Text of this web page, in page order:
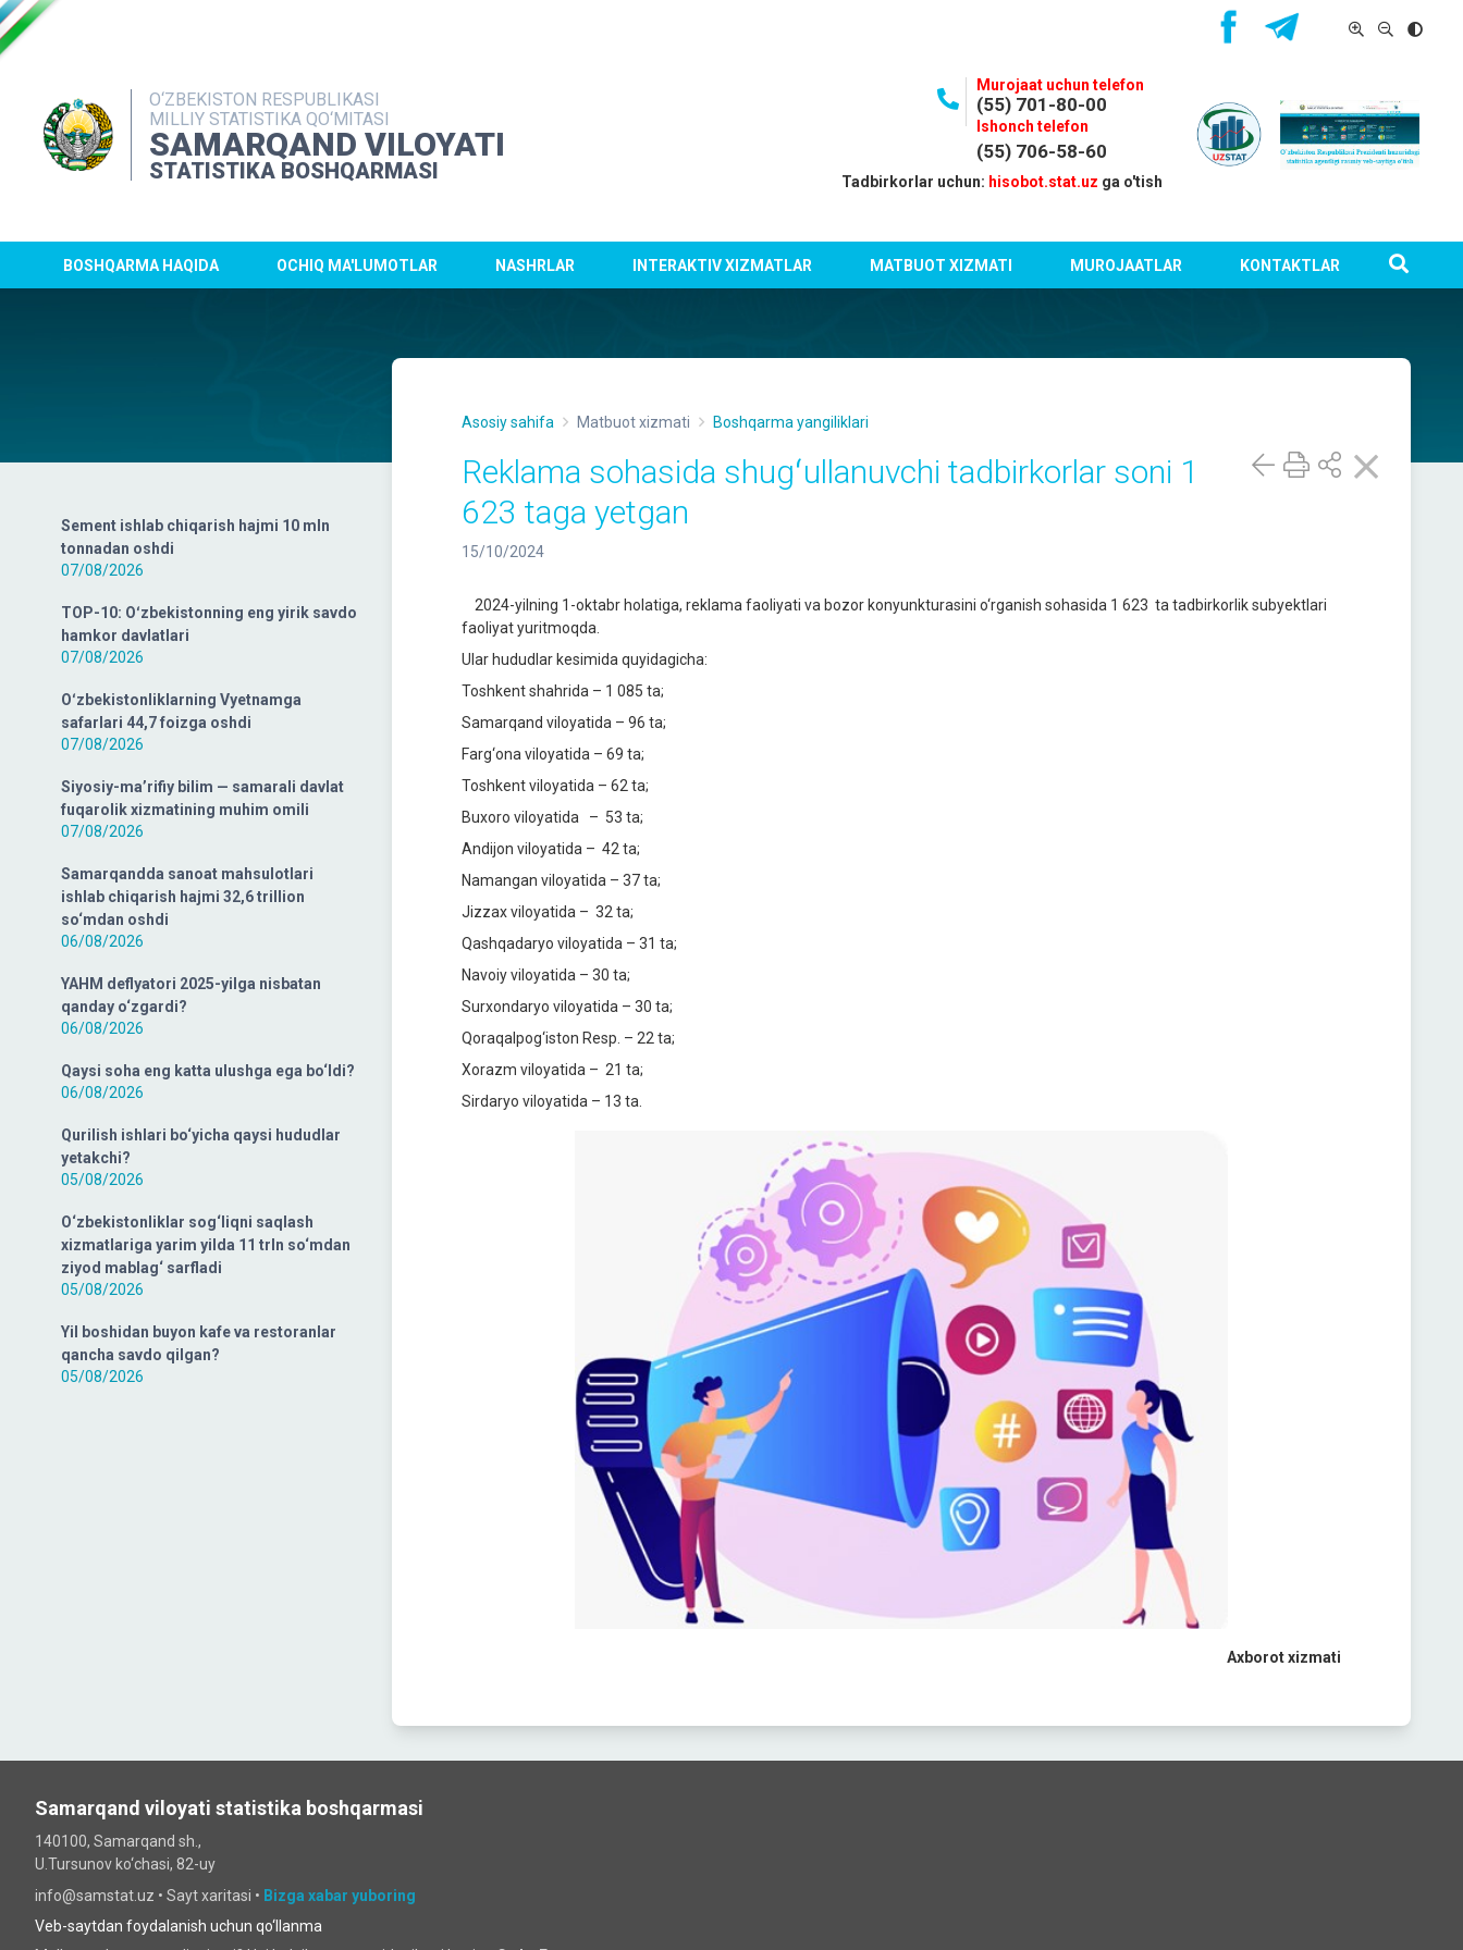
O‘ZBEKISTON RESPUBLIKASI
MILLIY STATISTIKA QO‘MITASI
SAMARQAND VILOYATI
STATISTIKA BOSHQARMASI
Murojaat uchun telefon
(55) 701-80-00
Ishonch telefon
(55) 706-58-60
Tadbirkorlar uchun: hisobot.stat.uz ga o'tish
BOSHQARMA HAQIDA OCHIQ MA'LUMOTLAR NASHRLAR INTERAKTIV XIZMATLAR MATBUOT XIZMATI MUROJAATLAR KONTAKTLAR
Sement ishlab chiqarish hajmi 10 mln
tonnadan oshdi
07/08/2026
TOP-10: Oʻzbekistonning eng yirik savdo
hamkor davlatlari
07/08/2026
Oʻzbekistonliklarning Vyetnamga
safarlari 44,7 foizga oshdi
07/08/2026
Siyosiy-ma’rifiy bilim — samarali davlat
fuqarolik xizmatining muhim omili
07/08/2026
Samarqandda sanoat mahsulotlari
ishlab chiqarish hajmi 32,6 trillion
so‘mdan oshdi
06/08/2026
YAHM deflyatori 2025-yilga nisbatan
qanday o‘zgardi?
06/08/2026
Qaysi soha eng katta ulushga ega bo‘ldi?
06/08/2026
Qurilish ishlari bo‘yicha qaysi hududlar
yetakchi?
05/08/2026
O‘zbekistonliklar sog‘liqni saqlash
xizmatlariga yarim yilda 11 trln so‘mdan
ziyod mablag‘ sarfladi
05/08/2026
Yil boshidan buyon kafe va restoranlar
qancha savdo qilgan?
05/08/2026
Asosiy sahifa Matbuot xizmati Boshqarma yangiliklari
Reklama sohasida shugʻullanuvchi tadbirkorlar soni 1
623 taga yetgan
15/10/2024
2024-yilning 1-oktabr holatiga, reklama faoliyati va bozor konyunkturasini o‘rganish sohasida 1 623 ta tadbirkorlik subyektlari
faoliyat yuritmoqda.
Ular hududlar kesimida quyidagicha:
Toshkent shahrida – 1 085 ta;
Samarqand viloyatida – 96 ta;
Farg‘ona viloyatida – 69 ta;
Toshkent viloyatida – 62 ta;
Buxoro viloyatida – 53 ta;
Andijon viloyatida – 42 ta;
Namangan viloyatida – 37 ta;
Jizzax viloyatida – 32 ta;
Qashqadaryo viloyatida – 31 ta;
Navoiy viloyatida – 30 ta;
Surxondaryo viloyatida – 30 ta;
Qoraqalpog‘iston Resp. – 22 ta;
Xorazm viloyatida – 21 ta;
Sirdaryo viloyatida – 13 ta.
Axborot xizmati
Samarqand viloyati statistika boshqarmasi
140100, Samarqand sh.,
U.Tursunov ko‘chаsi, 82-uy
info@samstat.uz • Sayt xaritasi • Bizga xabar yuboring
Veb-saytdan foydalanish uchun qo‘llanma